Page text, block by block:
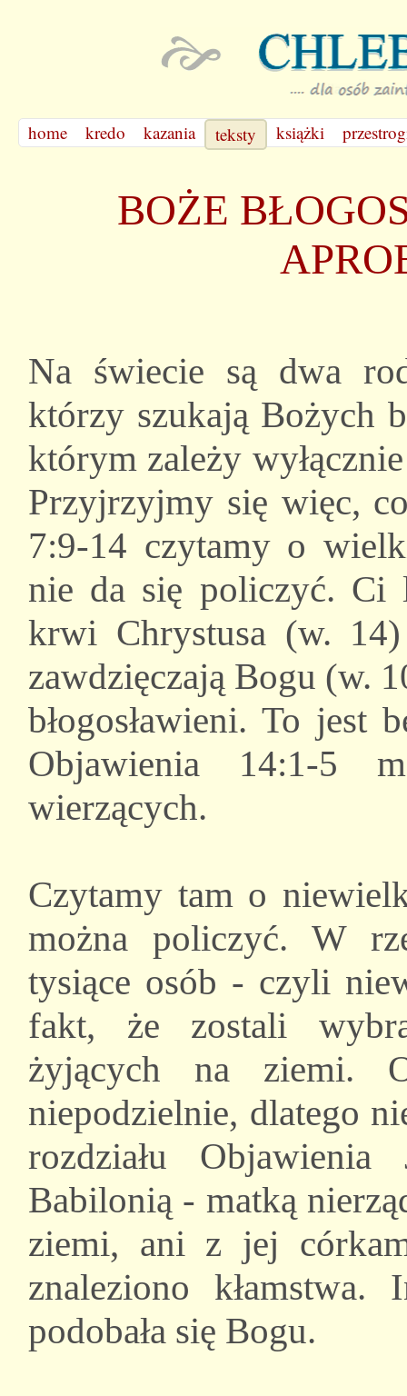
home kredo kazania teksty książki
BOŻE
Na świecie są dwa
którzy szukają Bożych
którym zależy
Przyjrzyjmy się więc,
7:9-14 czytamy o
nie da się policzyć.
krwi Chrystusa (w.
zawdzięczają Bogu (w.
błogosławieni. To jest
Objawienia 14:1-5
wierzących.
Czytamy tam o
można policzyć. W
tysiące osób - czyli
fakt, że zostali
żyjących na ziemi.
niepodzielnie, dlatego
rozdziału
Babilonią - matką
ziemi, ani z jej
znaleziono
podobała się Bogu.